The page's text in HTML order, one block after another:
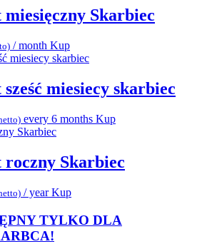
Skarbiec
/ month Kup
miesiecy skarbiec
every 6 months Kup
roczny Skarbiec
/ year Kup
TYLKO DLA